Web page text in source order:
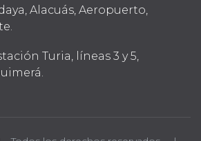
Alacuás, Aeropuerto,
Turia, líneas 3 y 5,